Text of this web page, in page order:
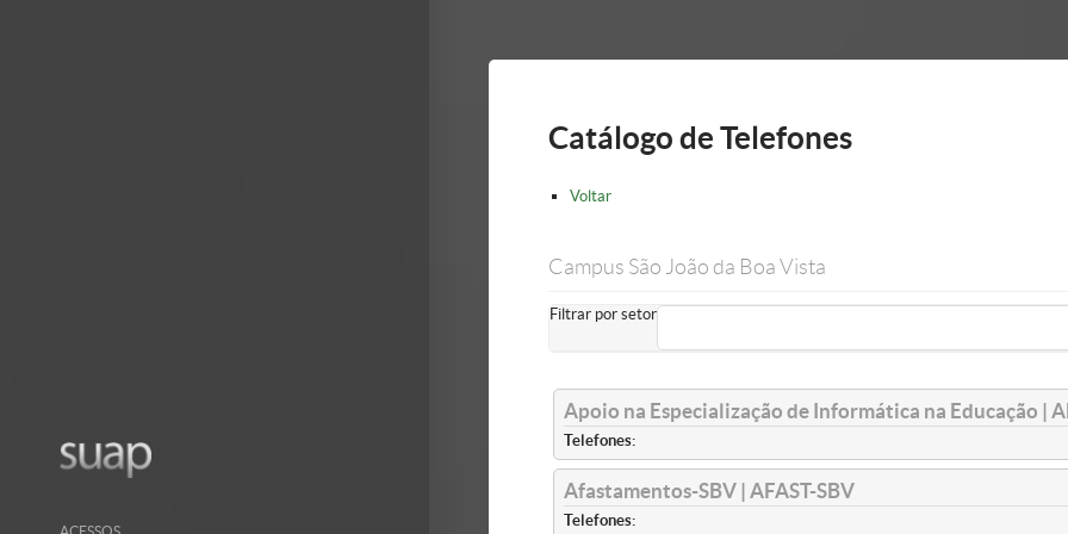
Catálogo de Telefones
Voltar
Campus São João da Boa Vista
Filtrar por setor
Apoio na Especialização de Informática na Educação |
Telefones:
Afastamentos-SBV | AFAST-SBV
Telefones: